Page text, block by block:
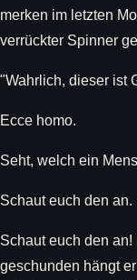
merken im letzten
verrückter Spinner
"Wahrlich, dieser ist
Ecce homo.
Seht, welch ein
Schaut euch den an.
Schaut euch den
geschunden hängt